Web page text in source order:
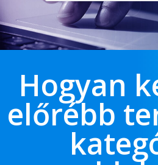
Hogyan
előrébb